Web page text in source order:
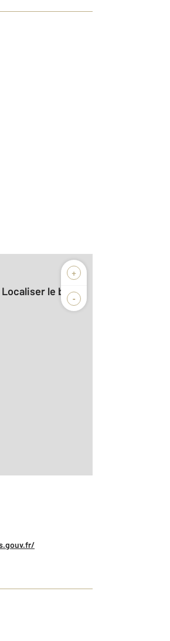
+
-
Localiser le bien